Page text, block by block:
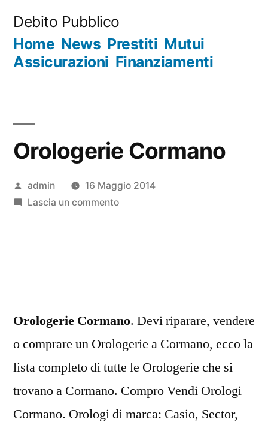
contenuto
Debito Pubblico
Home News Prestiti Mutui
Assicurazioni Finanziamenti
Orologerie Cormano
Pubblicato
da
admin
16 Maggio 2014
Lascia un commentosu
Orologerie Cormano. Devi riparare, vendere
o comprare un Orologerie a Cormano, ecco la
lista completo di tutte le Orologerie che si
trovano a Cormano. Compro Vendi Orologi
Cormano. Orologi di marca: Casio, Sector,